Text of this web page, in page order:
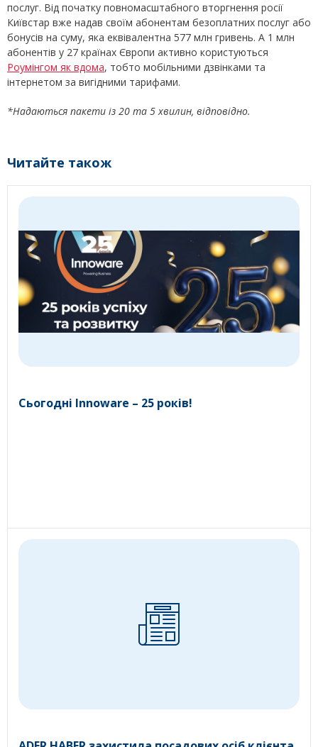
послуг. Від початку повномасштабного вторгнення росії
Київстар вже надав своїм абонентам безоплатних послуг або
бонусів на суму, яка еквівалентна 577 млн гривень. А 1 млн
абонентів у 27 країнах Європи активно користуються
Роумінгом як вдома, тобто мобільними дзвінками та
інтернетом за вигідними тарифами.
*Надаються пакети із 20 та 5 хвилин, відповідно.
Читайте також
Сьогодні Innoware – 25 років!